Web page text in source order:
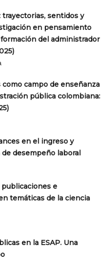
sentidos y
en pensamiento
del administrador
campo de enseñanza
pública colombiana:
en el ingreso y
desempeño laboral
e
temáticas de la ciencia
en la ESAP. Una